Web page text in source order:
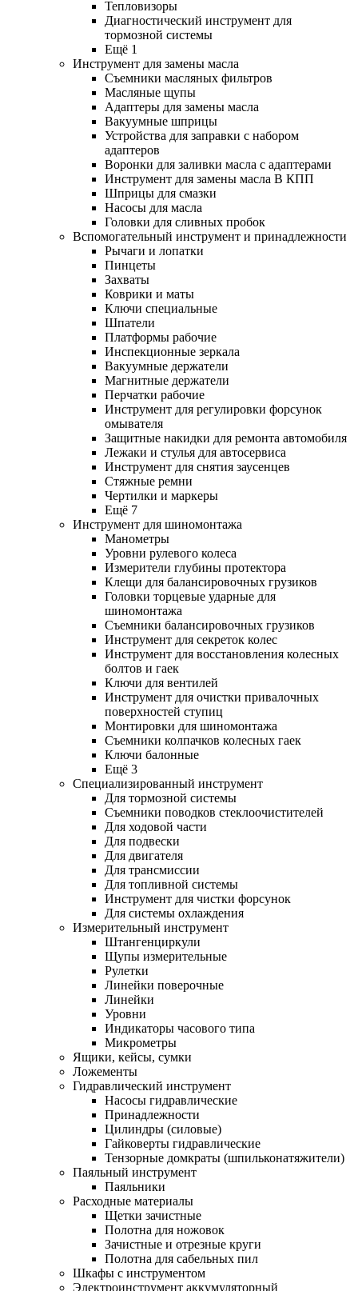
Тепловизоры
Диагностический инструмент для
тормозной системы
Ещё 1
Инструмент для замены масла
Съемники масляных фильтров
Масляные щупы
Адаптеры для замены масла
Вакуумные шприцы
Устройства для заправки с набором
адаптеров
Воронки для заливки масла с адаптерами
Инструмент для замены масла В КПП
Шприцы для смазки
Насосы для масла
Головки для сливных пробок
Вспомогательный инструмент и принадлежности
Рычаги и лопатки
Пинцеты
Захваты
Коврики и маты
Ключи специальные
Шпатели
Платформы рабочие
Инспекционные зеркала
Вакуумные держатели
Магнитные держатели
Перчатки рабочие
Инструмент для регулировки форсунок
омывателя
Защитные накидки для ремонта автомобиля
Лежаки и стулья для автосервиса
Инструмент для снятия заусенцев
Стяжные ремни
Чертилки и маркеры
Ещё 7
Инструмент для шиномонтажа
Манометры
Уровни рулевого колеса
Измерители глубины протектора
Клещи для балансировочных грузиков
Головки торцевые ударные для
шиномонтажа
Съемники балансировочных грузиков
Инструмент для секреток колес
Инструмент для восстановления колесных
болтов и гаек
Ключи для вентилей
Инструмент для очистки привалочных
поверхностей ступиц
Монтировки для шиномонтажа
Съемники колпачков колесных гаек
Ключи балонные
Ещё 3
Специализированный инструмент
Для тормозной системы
Съемники поводков стеклоочистителей
Для ходовой части
Для подвески
Для двигателя
Для трансмиссии
Для топливной системы
Инструмент для чистки форсунок
Для системы охлаждения
Измерительный инструмент
Штангенциркули
Щупы измерительные
Рулетки
Линейки поверочные
Линейки
Уровни
Индикаторы часового типа
Микрометры
Ящики, кейсы, сумки
Ложементы
Гидравлический инструмент
Насосы гидравлические
Принадлежности
Цилиндры (силовые)
Гайковерты гидравлические
Тензорные домкраты (шпильконатяжители)
Паяльный инструмент
Паяльники
Расходные материалы
Щетки зачистные
Полотна для ножовок
Зачистные и отрезные круги
Полотна для сабельных пил
Шкафы с инструментом
Электроинструмент аккумуляторный